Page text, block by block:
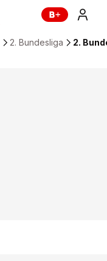
2. Bundesliga 2.